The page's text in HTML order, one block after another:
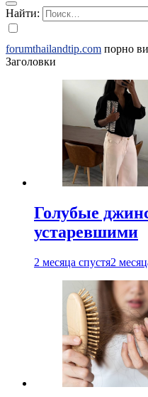
Найти:
forumthailandtip.com порно
Заголовки
Голубые
устаревшими
2 месяца спустя2